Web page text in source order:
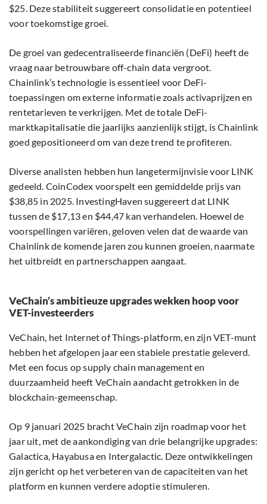
$25. Deze stabiliteit suggereert consolidatie en potentieel
voor toekomstige groei.
De groei van gedecentraliseerde financiën (DeFi) heeft de
vraag naar betrouwbare off-chain data vergroot.
Chainlink’s technologie is essentieel voor DeFi-
toepassingen om externe informatie zoals activaprijzen en
rentetarieven te verkrijgen. Met de totale DeFi-
marktkapitalisatie die jaarlijks aanzienlijk stijgt, is Chainlink
goed gepositioneerd om van deze trend te profiteren.
Diverse analisten hebben hun langetermijnvisie voor LINK
gedeeld. CoinCodex voorspelt een gemiddelde prijs van
$38,85 in 2025. InvestingHaven suggereert dat LINK
tussen de $17,13 en $44,47 kan verhandelen. Hoewel de
voorspellingen variëren, geloven velen dat de waarde van
Chainlink de komende jaren zou kunnen groeien, naarmate
het uitbreidt en partnerschappen aangaat.
VeChain’s ambitieuze upgrades wekken hoop voor
VET-investeerders
VeChain, het Internet of Things-platform, en zijn VET-munt
hebben het afgelopen jaar een stabiele prestatie geleverd.
Met een focus op supply chain management en
duurzaamheid heeft VeChain aandacht getrokken in de
blockchain-gemeenschap.
Op 9 januari 2025 bracht VeChain zijn roadmap voor het
jaar uit, met de aankondiging van drie belangrijke upgrades:
Galactica, Hayabusa en Intergalactic. Deze ontwikkelingen
zijn gericht op het verbeteren van de capaciteiten van het
platform en kunnen verdere adoptie stimuleren.